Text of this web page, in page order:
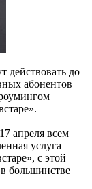
действовать до
абонентов
апреля всем
услуга
с этой
большинстве